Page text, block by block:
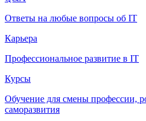
Ответы на любые вопросы об IT
Карьера
Профессиональное развитие в IT
Курсы
Обучение для смены профессии,
саморазвития